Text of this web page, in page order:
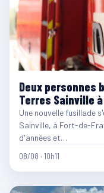
Deux personnes
Terres Sainville
Une nouvelle fusillade
Sainville, à Fort-de-
d'années et…
08/08 · 10h11